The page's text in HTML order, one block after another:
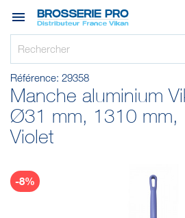

Référence: 29358
Manche aluminium
Ø31 mm, 1310 mm,
Violet
-8%